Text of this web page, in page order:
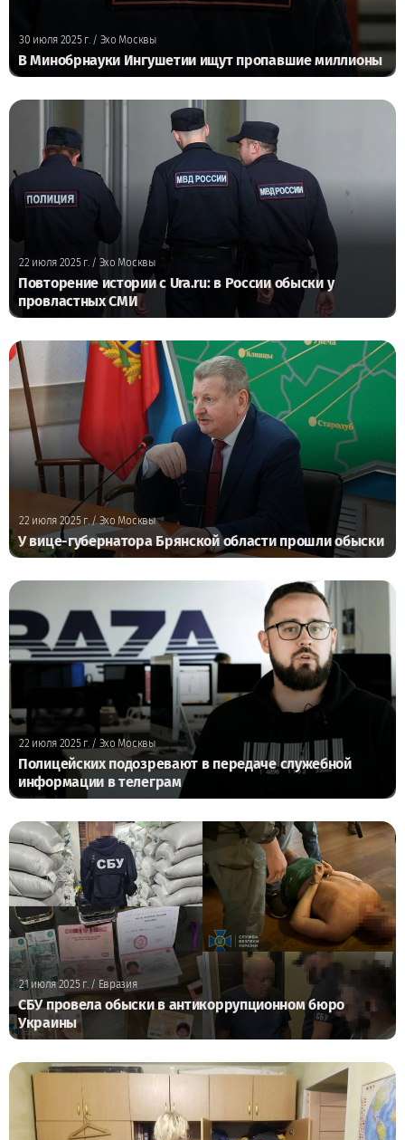
30 июля 2025 г./ Эхо Москвы
В Минобрнауки Ингушетии ищут пропавшие миллионы
22 июля 2025 г. / Эхо Москвы
Повторение истории с Ura.ru: в России обыски у
провластных СМИ
22 июля 2025 г./ Эхо Москвы
У вице-губернатора Брянской области прошли обыски
22 июля 2025 г./ Эхо Москвы
Полицейских подозревают в передаче служебной
информации в телеграм
21 июля 2025 г./ Евразия
СБУ провела обыски в антикоррупционном бюро
Украины